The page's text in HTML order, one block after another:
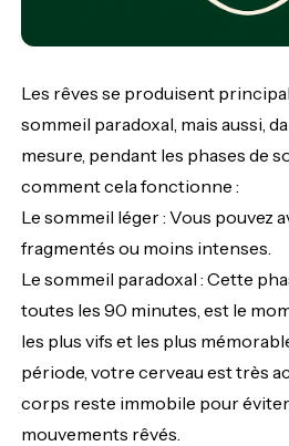
Les rêves se produisent
sommeil paradoxal, mais aussi,
mesure, pendant les phases de
comment cela fonctionne :
Le sommeil léger : Vous pouvez
fragmentés ou moins intenses.
Le sommeil paradoxal : Cette
toutes les 90 minutes, est le
les plus vifs et les plus
période, votre cerveau est très
corps reste immobile pour
mouvements rêvés.